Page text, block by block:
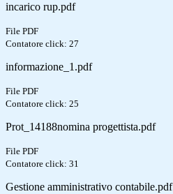
incarico rup.pdf
File PDF
Contatore click: 27
informazione_1.pdf
File PDF
Contatore click: 25
Prot_14188nomina progettista.pdf
File PDF
Contatore click: 31
Gestione amministrativo contabile.pdf